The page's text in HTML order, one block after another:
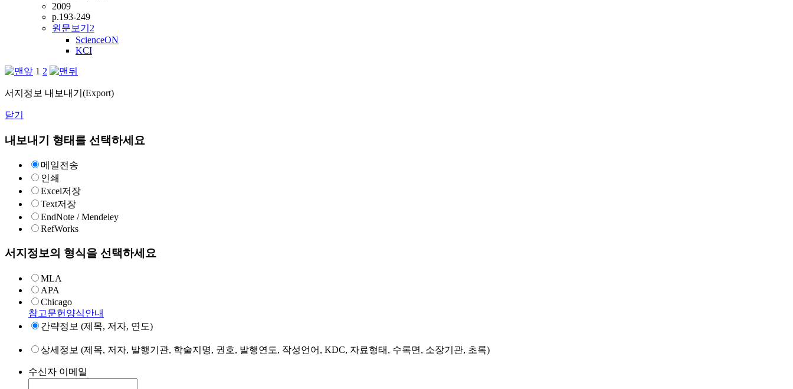
2009
p.193-249
원문보기 2
ScienceON
KCI
1 2
서지정보 내보내기(Export)
닫기
내보내기 형태를 선택하세요
메일전송
인쇄
Excel저장
Text저장
EndNote / Mendeley
RefWorks
서지정보의 형식을 선택하세요
MLA
APA
Chicago
참고문헌양식안내
간략정보 (제목, 저자, 연도)
상세정보 (제목, 저자, 발행기관, 학술지명, 권호, 발행연도, 작성언어, KDC, 자료형태, 수록면, 소장기관, 초록)
수신자 이메일